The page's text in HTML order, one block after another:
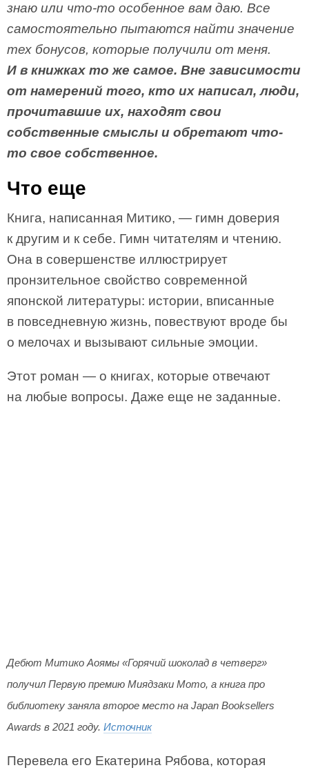
знаю или что-то особенное вам даю. Все
самостоятельно пытаются найти значение
тех бонусов, которые получили от меня.
И в книжках то же самое. Вне зависимости
от намерений того, кто их написал, люди,
прочитавшие их, находят свои
собственные смыслы и обретают что-
то свое собственное.
Что еще
Книга, написанная Митико, — гимн доверия
к другим и к себе. Гимн читателям и чтению.
Она в совершенстве иллюстрирует
пронзительное свойство современной
японской литературы: истории, вписанные
в повседневную жизнь, повествуют вроде бы
о мелочах и вызывают сильные эмоции.
Этот роман — о книгах, которые отвечают
на любые вопросы. Даже еще не заданные.
Дебют Митико Аоямы «Горячий шоколад в четверг»
получил Первую премию Миядзаки Мото, а книга про
библиотеку заняла второе место на Japan Booksellers
Awards в 2021 году. Источник
Перевела его Екатерина Рябова, которая